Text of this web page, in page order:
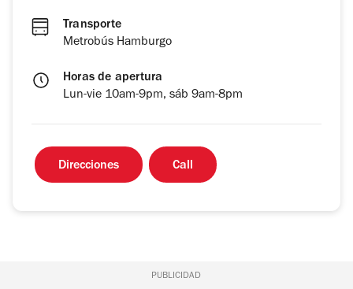
Transporte
Metrobús Hamburgo
Horas de apertura
Lun-vie 10am-9pm, sáb 9am-8pm
Direcciones Call
PUBLICIDAD